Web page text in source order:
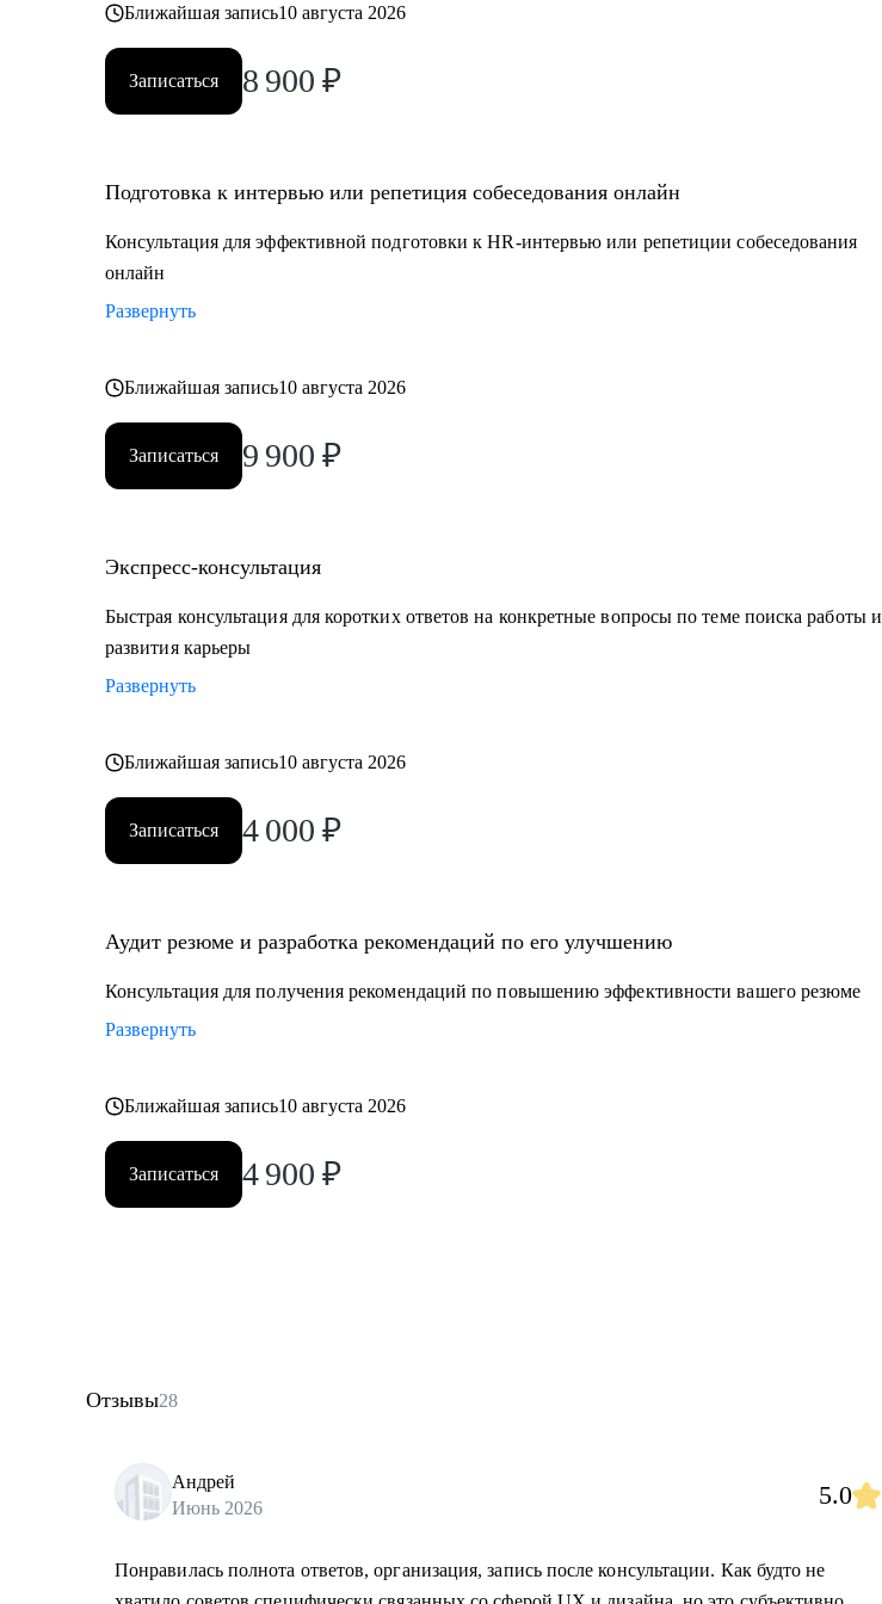
Ближайшая запись10 августа 2026
Записаться 8 900 ₽
Подготовка к интервью или репетиция собеседования онлайн
Консультация для эффективной подготовки к HR-интервью или репетиции собеседования
онлайн
Развернуть
Ближайшая запись10 августа 2026
Записаться 9 900 ₽
Экспресс-консультация
Быстрая консультация для коротких ответов на конкретные вопросы по теме поиска работы и
развития карьеры
Развернуть
Ближайшая запись10 августа 2026
Записаться 4 000 ₽
Аудит резюме и разработка рекомендаций по его улучшению
Консультация для получения рекомендаций по повышению эффективности вашего резюме
Развернуть
Ближайшая запись10 августа 2026
Записаться 4 900 ₽
Отзывы28
Андрей
Июнь 2026
5.0
Понравилась полнота ответов, организация, запись после консультации. Как будто не